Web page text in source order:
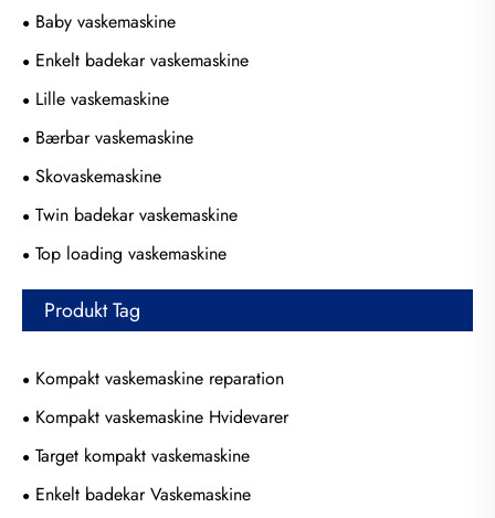
Baby vaskemaskine
Enkelt badekar vaskemaskine
Lille vaskemaskine
Bærbar vaskemaskine
Skovaskemaskine
Twin badekar vaskemaskine
Top loading vaskemaskine
Produkt Tag
Kompakt vaskemaskine reparation
Kompakt vaskemaskine Hvidevarer
Target kompakt vaskemaskine
Enkelt badekar Vaskemaskine